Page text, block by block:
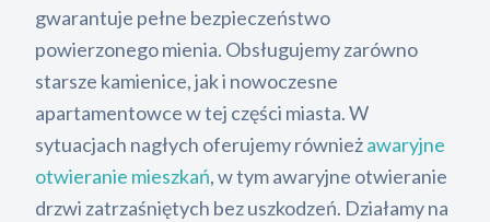
gwarantuje pełne bezpieczeństwo
powierzonego mienia. Obsługujemy zarówno
starsze kamienice, jak i nowoczesne
apartamentowce w tej części miasta. W
sytuacjach nagłych oferujemy równieżawaryjne
otwieranie mieszkań, w tym awaryjne otwieranie
drzwi zatrzaśniętych bez uszkodzeń. Działamy na